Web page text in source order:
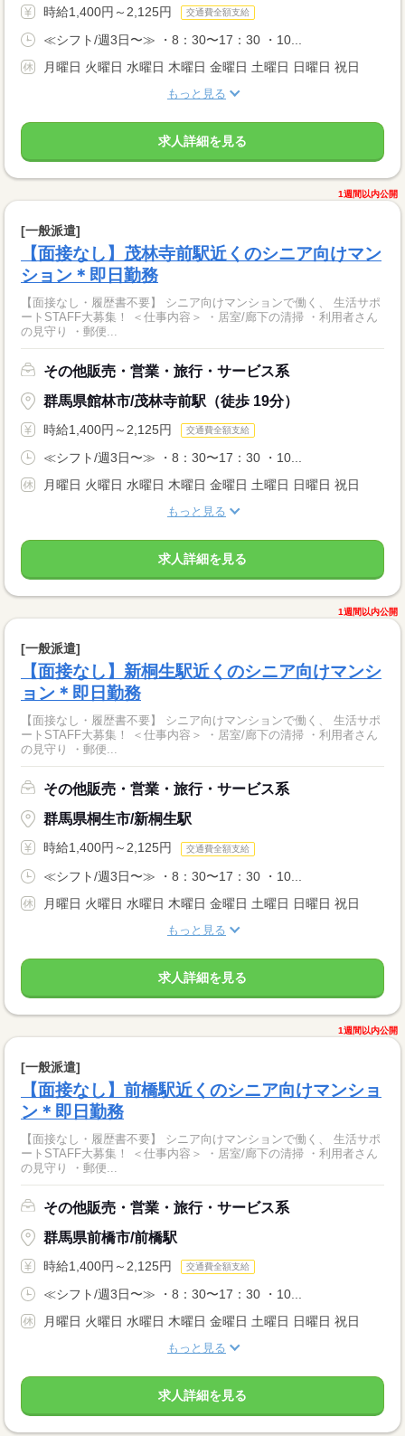
時給1,400円～2,125円 交通費全額支給
≪シフト/週3日〜≫ ・8：30〜17：30 ・10...
月曜日 火曜日 水曜日 木曜日 金曜日 土曜日 日曜日 祝日
もっと見る
求人詳細を見る
1週間以内公開
[一般派遣]
【面接なし】茂林寺前駅近くのシニア向けマン
ション＊即日勤務
【面接なし・履歴書不要】 シニア向けマンションで働く、 生活サポ
ートSTAFF大募集！ ＜仕事内容＞ ・居室/廊下の清掃 ・利用者さん
の見守り ・郵便...
その他販売・営業・旅行・サービス系
群馬県館林市/茂林寺前駅（徒歩 19分）
時給1,400円～2,125円 交通費全額支給
≪シフト/週3日〜≫ ・8：30〜17：30 ・10...
月曜日 火曜日 水曜日 木曜日 金曜日 土曜日 日曜日 祝日
もっと見る
求人詳細を見る
1週間以内公開
[一般派遣]
【面接なし】新桐生駅近くのシニア向けマンシ
ョン＊即日勤務
【面接なし・履歴書不要】 シニア向けマンションで働く、 生活サポ
ートSTAFF大募集！ ＜仕事内容＞ ・居室/廊下の清掃 ・利用者さん
の見守り ・郵便...
その他販売・営業・旅行・サービス系
群馬県桐生市/新桐生駅
時給1,400円～2,125円 交通費全額支給
≪シフト/週3日〜≫ ・8：30〜17：30 ・10...
月曜日 火曜日 水曜日 木曜日 金曜日 土曜日 日曜日 祝日
もっと見る
求人詳細を見る
1週間以内公開
[一般派遣]
【面接なし】前橋駅近くのシニア向けマンショ
ン＊即日勤務
【面接なし・履歴書不要】 シニア向けマンションで働く、 生活サポ
ートSTAFF大募集！ ＜仕事内容＞ ・居室/廊下の清掃 ・利用者さん
の見守り ・郵便...
その他販売・営業・旅行・サービス系
群馬県前橋市/前橋駅
時給1,400円～2,125円 交通費全額支給
≪シフト/週3日〜≫ ・8：30〜17：30 ・10...
月曜日 火曜日 水曜日 木曜日 金曜日 土曜日 日曜日 祝日
もっと見る
求人詳細を見る